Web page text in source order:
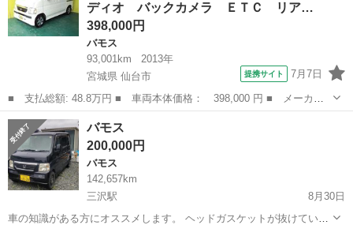
す。 助手席用テーブル付き、カ...ディオ バックカメラ ＥＴＣ リア…
398,000円
バモス
93,001km
2013年
宮城県 仙台市
提携サイト 7月7日
■ 支払総額: 48.8万円 ■ 車両本体価格： 398,000 円 ■ メーカー
名： ホンダ ■ 車種名： バモス ■ グレード名： Ｇ ４ＷＤ
ディスプレイオーディオ バックカメラ ＥＴＣ リアヒーター 両
側スライドド...
宮城 仙台市
バモス
200,000円
バモス
142,657km
三沢駅
8月30日
車の知識がある方にオススメします。 ヘッドガスケットが抜けている